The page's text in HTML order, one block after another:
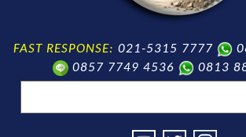
FAST RESPONSE: 021-5315 7777
0857 7749 4536
0813